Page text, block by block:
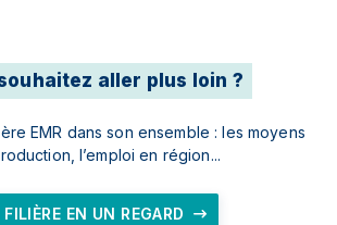
aller plus loin ?
EMR dans son ensemble : les moyens
l’emploi en région...
FILIÈRE EN UN REGARD